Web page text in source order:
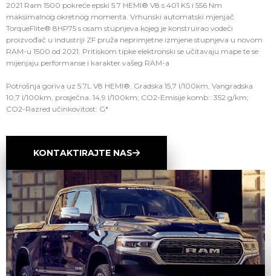
2021 Ram 1500 pokreće epski 5.7 HEMI® V8 s 401 KS i 556 Nm
maksimalnog okretnog momenta. Vrhunski automatski mjenjač
TorqueFlite® 8HP75 s osam stupnjeva kojeg je konstruirao vodeći
proizvođač u industriji ZF pruža neprimjetne izmjene stupnjeva u novom
RAM-u 1500 od 2021. Pritiskom tipke elektronski se učitavaju mape te se
mijenjaju performanse i karakter vašeg RAM-a
Potrošnja goriva uz 5.7L V8 HEMI®: Gradska 15,7 l/100km, Vangradska
10,7 l/100km, prosječna. 14,9 l/100km; CO2-Emisije komb.: 352 g/km;
CO2-Razred učinkovitost: G*
KONTAKTIRAJTE NAS